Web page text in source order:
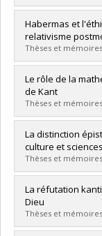
Diplômé(e) :
Cycle :Maîtrise
Diplôme
Lien vers le
Habermas et
relativisme
Thèses et
Diplômé(e) :
Cycle :Maîtrise
Diplôme
Lien vers le
Le rôle de la
de Kant
Thèses et
Diplômé(e) :
Cycle : Maîtrise
Diplôme
Lien vers le
La distinction
culture et
Thèses et
Diplômé(e) :
Cycle :
Diplôme
Lien vers le
La réfutation
Dieu
Thèses et